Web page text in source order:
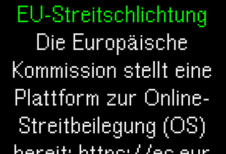
EU-Streitschlichtung
Die Europäische
Kommission stellt eine
Plattform zur Online-
Streitbeilegung (OS)